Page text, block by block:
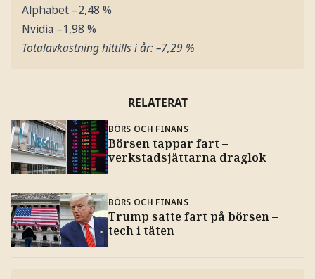
Alphabet –2,48 %
Nvidia –1,98 %
Totalavkastning hittills i år: –7,29 %
RELATERAT
BÖRS OCH FINANS
Börsen tappar fart –
verkstadsjättarna draglok
BÖRS OCH FINANS
Trump satte fart på börsen –
tech i täten